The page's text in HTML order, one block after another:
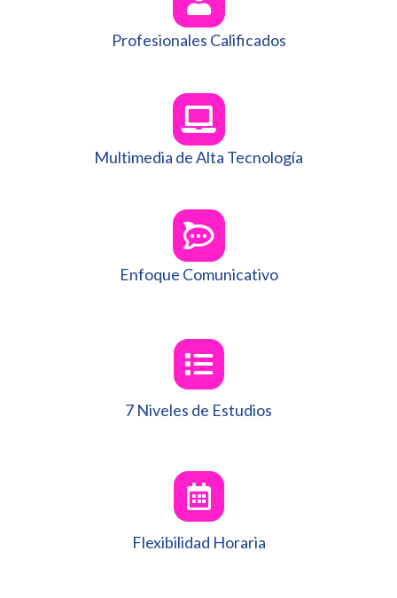
Profesionales Calificados
Multimedia de Alta Tecnología
Enfoque Comunicativo
7 Niveles de Estudios
Flexibilidad Horaria